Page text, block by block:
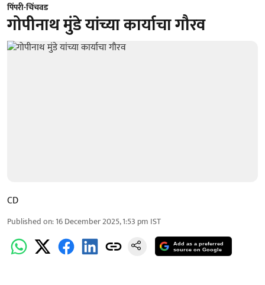
पिंपरी-चिंचवड
गोपीनाथ मुंडे यांच्या कार्याचा गौरव
CD
Published on:16 December 2025, 1:53 pm IST
Add as a preferred
source on Google